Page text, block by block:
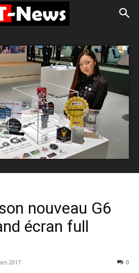
nouveau G6
écran full
2017 0